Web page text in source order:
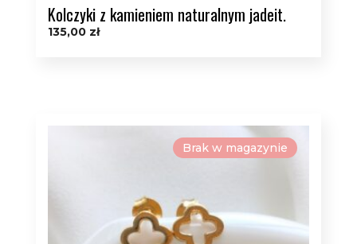
Kolczyki z kamieniem naturalnym jadeit.
135,00 zł
Brak w magazynie